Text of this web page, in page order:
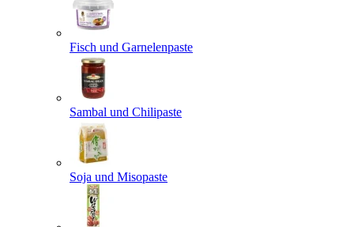
Fisch und Garnelenpaste
Sambal und Chilipaste
Soja und Misopaste